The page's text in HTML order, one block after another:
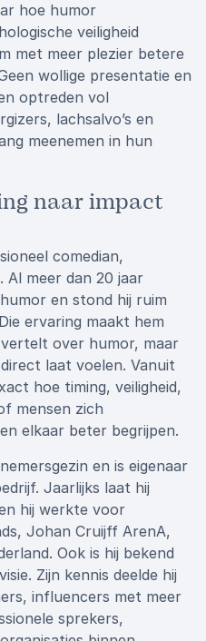
hoe humor
veiligheid
met meer plezier betere
wollige presentatie en
optreden vol
lachsalvo’s en
meenemen in hun
naar impact
comedian,
meer dan 20 jaar
en stond hij ruim
ervaring maakt hem
over humor, maar
laat voelen. Vanuit
hoe timing, veiligheid,
mensen zich
elkaar beter begrijpen.
en is eigenaar
Jaarlijks laat hij
hij werkte voor
Johan Cruijff ArenA,
Ook is hij bekend
Zijn kennis deelde hij
influencers met meer
sprekers,